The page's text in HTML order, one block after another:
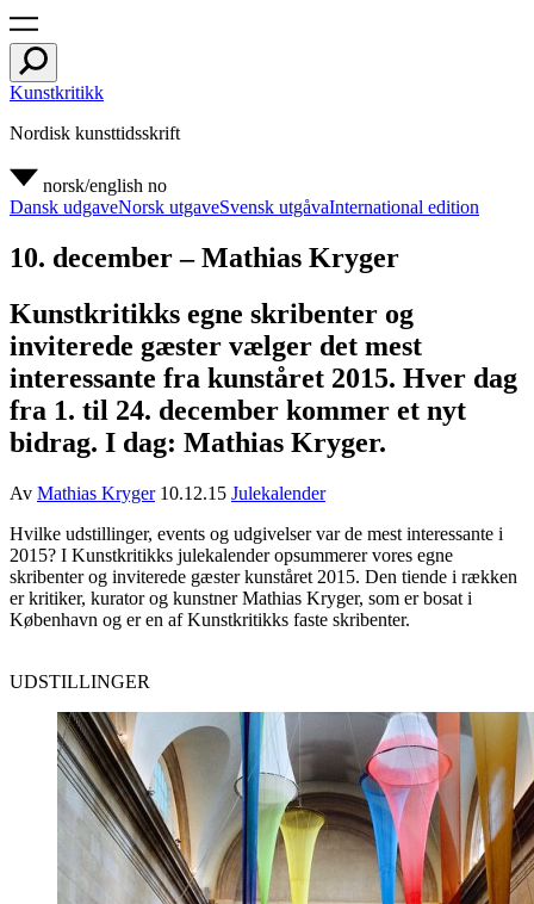
Kunstkritikk
Nordisk kunsttidsskrift
norsk/english no
Dansk udgaveNorsk utgaveSvensk utgåvaInternational edition
10. december – Mathias Kryger
Kunstkritikks egne skribenter og
inviterede gæster vælger det mest
interessante fra kunståret 2015. Hver dag
fra 1. til 24. december kommer et nyt
bidrag. I dag: Mathias Kryger.
Av Mathias Kryger 10.12.15 Julekalender
Hvilke udstillinger, events og udgivelser var de mest interessante i
2015? I Kunstkritikks julekalender opsummerer vores egne
skribenter og inviterede gæster kunståret 2015. Den tiende i rækken
er kritiker, kurator og kunstner Mathias Kryger, som er bosat i
København og er en af Kunstkritikks faste skribenter.
UDSTILLINGER